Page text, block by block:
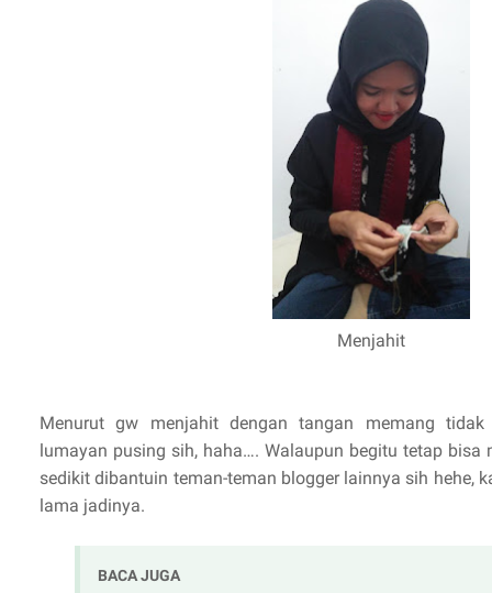
Menjahit
Menurut gw menjahit dengan tangan memang
lumayan pusing sih, haha…. Walaupun begitu tetap bisa
sedikit dibantuin teman-teman blogger lainnya sih hehe,
lama jadinya.
BACA JUGA